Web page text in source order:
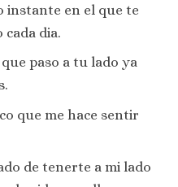
instante en el que te
cada dia.
paso a tu lado ya
que me hace sentir
de tenerte a mi lado